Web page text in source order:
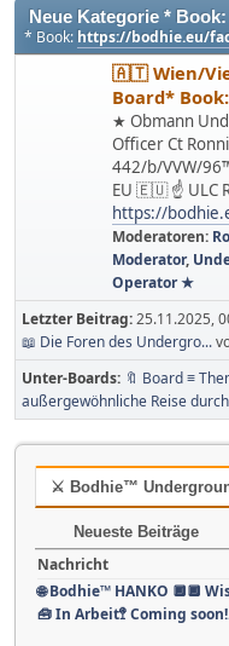
Neue Kategorie *
* Book:https://bodhie.eu/
🇦🇹 Wien/
Board*
★ Obmann
Officer Ct
442/b/VVW/
EU 🇪🇺 ☝ ULC
https://
Moderatoren:
Moderator,
Operator ★
Letzter Beitrag:25.11.2025,
📖 Die Foren des Undergro...
Unter-Boards 🔖 Board ≡
außergewöhnliche Reise
⚔ Bodhie™
Neueste Beiträge
Nachricht
🌐 Bodhie™ HANKO 🔲🔲
🧰 In Arbeit🚏 Coming